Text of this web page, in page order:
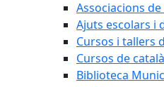
Associacions
Ajuts escolars i
Cursos i tallers
Cursos de
Biblioteca